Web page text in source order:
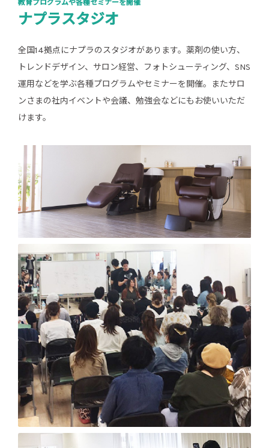
教育プログラムや各種セミナーを開催
ナプラスタジオ
全国14拠点にナプラのスタジオがあります。薬剤の使い方、
トレンドデザイン、サロン経営、フォトシューティング、SNS
運用などを学ぶ各種プログラムやセミナーを開催。またサロ
ンさまの社内イベントや会議、勉強会などにもお使いいただ
けます。